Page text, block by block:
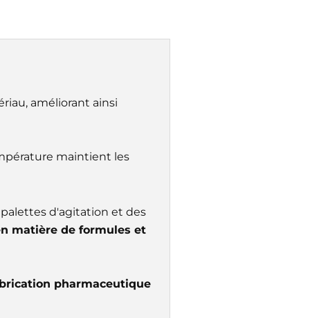
améliorant ainsi
maintient les
d'agitation et des
matière de formules et
pharmaceutique